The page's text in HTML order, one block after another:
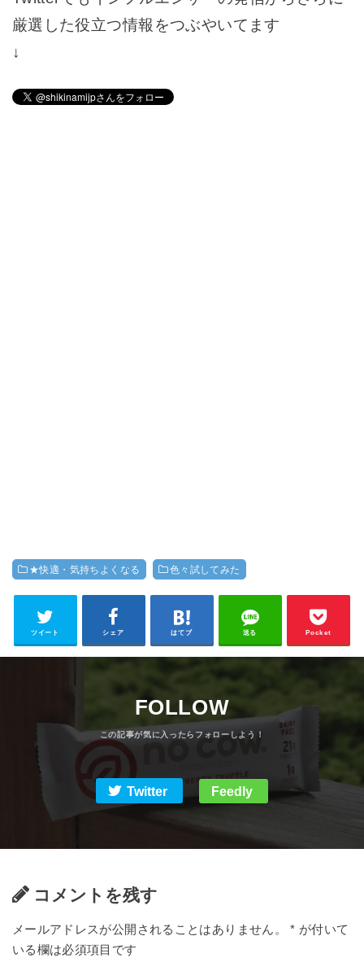
厳選した役立つ情報をつぶやいてます
↓
★快適・気持ちよくなる 色々試してみた
ツイート シェア はてブ 送る Pocket
FOLLOW
Twitter Feedly
コメントを残す
メールアドレスが公開されることはありません。 * が付いて
いる欄は必須項目です